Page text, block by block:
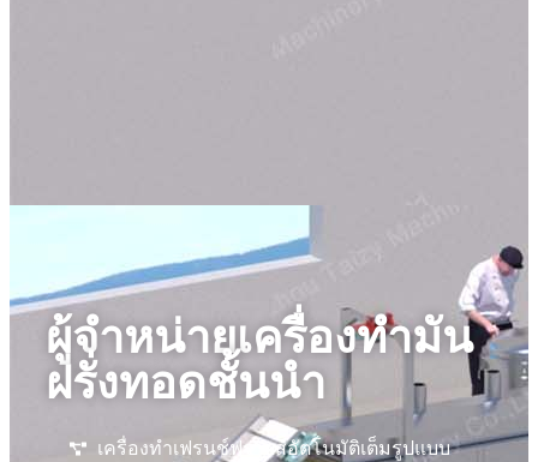
ผู้จำหน่ายเครื่องทำมัน
ฝรั่งทอดชั้นนำ
เครื่องทำเฟรนช์ฟรายส์อัตโนมัติเต็มรูปแบบ